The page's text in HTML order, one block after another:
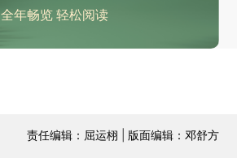
全年畅览 轻松阅读
责任编辑：屈运栩 | 版面编辑：邓舒方